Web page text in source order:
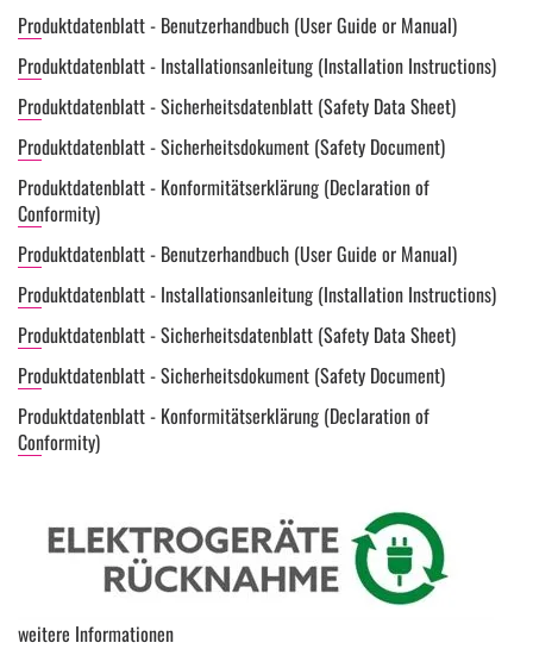
Produktdatenblatt - Benutzerhandbuch (User Guide or Manual)
Produktdatenblatt - Installationsanleitung (Installation Instructions)
Produktdatenblatt - Sicherheitsdatenblatt (Safety Data Sheet)
Produktdatenblatt - Sicherheitsdokument (Safety Document)
Produktdatenblatt - Konformitätserklärung (Declaration of
Conformity)
Produktdatenblatt - Benutzerhandbuch (User Guide or Manual)
Produktdatenblatt - Installationsanleitung (Installation Instructions)
Produktdatenblatt - Sicherheitsdatenblatt (Safety Data Sheet)
Produktdatenblatt - Sicherheitsdokument (Safety Document)
Produktdatenblatt - Konformitätserklärung (Declaration of
Conformity)
weitere Informationen